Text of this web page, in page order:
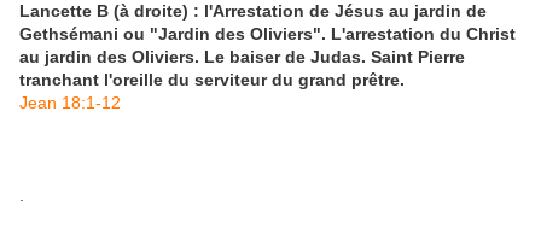
Lancette B (à droite) : l'Arrestation de Jésus au jardin de
Gethsémani ou "Jardin des Oliviers". L'arrestation du Christ
au jardin des Oliviers. Le baiser de Judas. Saint Pierre
tranchant l'oreille du serviteur du grand prêtre.
Jean 18:1-12